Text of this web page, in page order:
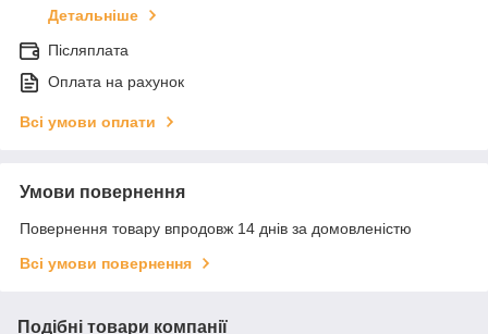
Детальніше
Післяплата
Оплата на рахунок
Всі умови оплати
Умови повернення
Повернення товару впродовж 14 днів за домовленістю
Всі умови повернення
Подібні товари компанії